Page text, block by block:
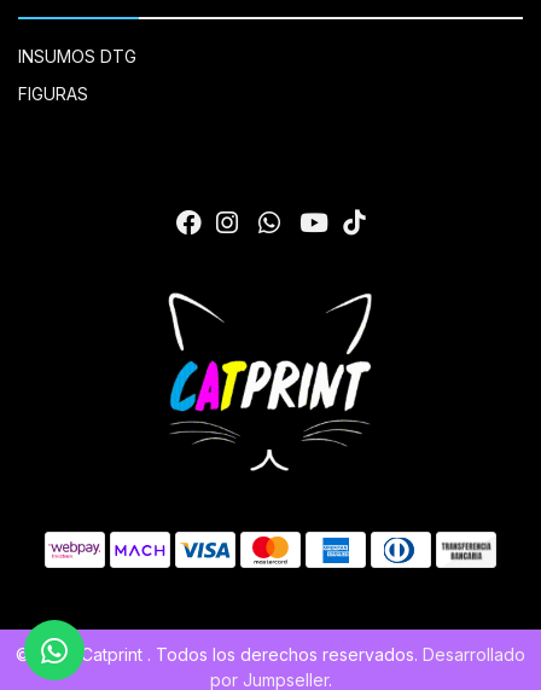
INSUMOS DTG
FIGURAS
© 2026 Catprint . Todos los derechos reservados. Desarrollado
por Jumpseller.